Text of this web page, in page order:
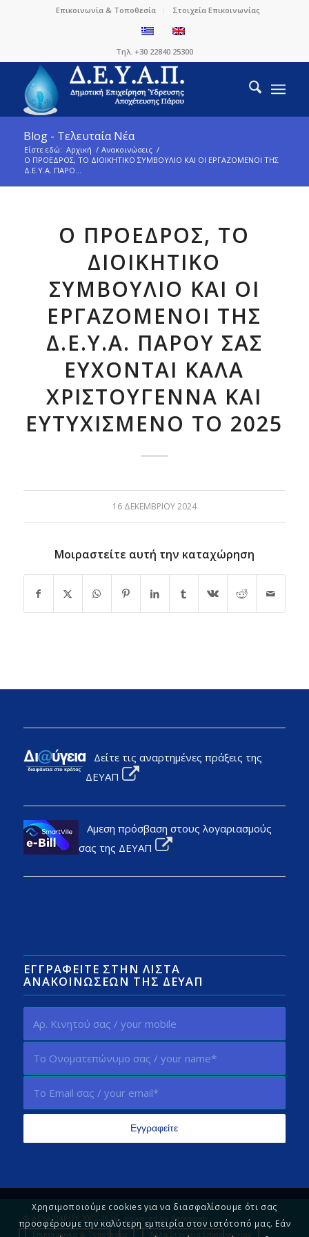
Επικοινωνία & Τοποθεσία Στοιχεία Επικοινωνίας
Τηλ. +30 22840 25300
Blog - Τελευταία Νέα
Είστε εδώ: Αρχική / Ανακοινώσεις /
Ο ΠΡΟΕΔΡΟΣ, ΤΟ ΔΙΟΙΚΗΤΙΚΟ ΣΥΜΒΟΥΛΙΟ ΚΑΙ ΟΙ ΕΡΓΑΖΟΜΕΝΟΙ ΤΗΣ
Δ.Ε.Υ.Α. ΠΑΡΟ...
Ο ΠΡΟΕΔΡΟΣ, ΤΟ
ΔΙΟΙΚΗΤΙΚΟ
ΣΥΜΒΟΥΛΙΟ ΚΑΙ ΟΙ
ΕΡΓΑΖΟΜΕΝΟΙ ΤΗΣ
Δ.Ε.Υ.Α. ΠΑΡΟΥ ΣΑΣ
ΕΥΧΟΝΤΑΙ ΚΑΛΑ
ΧΡΙΣΤΟΥΓΕΝΝΑ ΚΑΙ
ΕΥΤΥΧΙΣΜΕΝΟ ΤΟ 2025
16 ΔΕΚΕΜΒΡΊΟΥ 2024
Μοιραστείτε αυτή την καταχώρηση
Δείτε τις αναρτημένες πράξεις της
ΔΕΥΑΠ
Αμεση πρόσβαση στους λογαριασμούς
σας της ΔΕΥΑΠ
ΕΓΓΡΑΦΕΊΤΕ ΣΤΗΝ ΛΊΣΤΑ
ΑΝΑΚΟΙΝΏΣΕΩΝ ΤΗΣ ΔΕΥΑΠ
© ΔΕΥΑ ΠΑΡΟΥ 2002-2026 - powered by Parosweb
Επικοινωνία & Τοποθεσία
Άλλα Στοιχεία Επικοινωνίας
Χρησιμοποιούμε cookies για να διασφαλίσουμε ότι σας
προσφέρουμε την καλύτερη εμπειρία στον ιστότοπό μας. Εάν